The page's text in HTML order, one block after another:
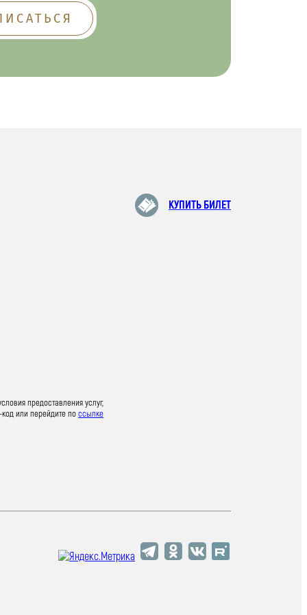
КУПИТЬ БИЛЕТ
предоставления услуг,
код или перейдите поссылке